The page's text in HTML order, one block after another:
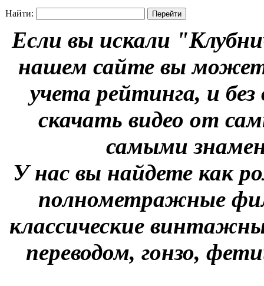
Найти:
Если вы искали
нашем сайте вы
учета рейтинга, и
скачать видео от
самыми
У нас вы найдете как
полнометражные
классические
переводом, гонзо,